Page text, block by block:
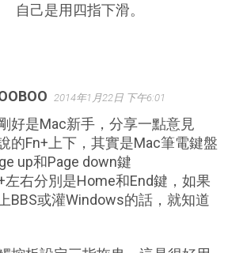
自己是用四指下滑。
2014年1月22日 下午6:01
好是Mac新手，分享一點意見
的Fn+上下，其實是Mac筆電鍵盤
up和Page down鍵
左右分別是Home和End鍵，如果
BBS或灌Windows的話，就知道